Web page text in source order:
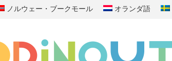
ノルウェー・ブークモール オランダ語